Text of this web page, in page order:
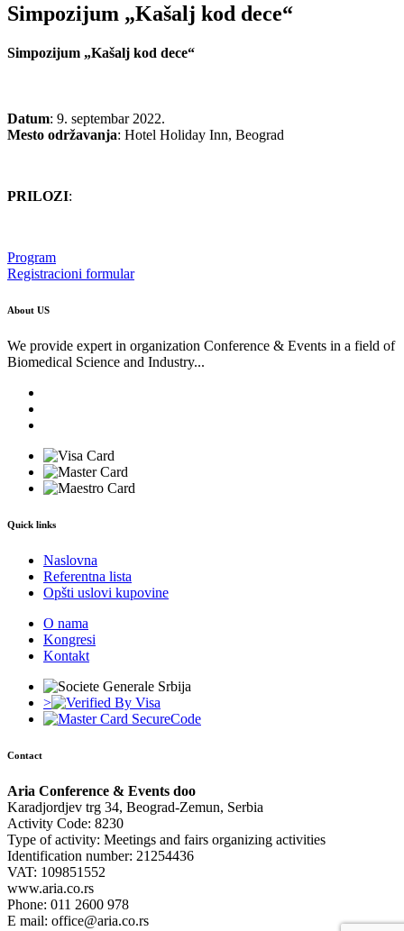
Simpozijum „Kašalj kod dece“
Simpozijum „Kašalj kod dece“
Datum: 9. septembar 2022.
Mesto održavanja: Hotel Holiday Inn, Beograd
PRILOZI:
Program
Registracioni formular
About US
We provide expert in organization Conference & Events in a field of
Biomedical Science and Industry...
Quick links
Naslovna
Referentna lista
Opšti uslovi kupovine
O nama
Kongresi
Kontakt
>
Contact
Aria Conference & Events doo
Karadjordjev trg 34, Beograd-Zemun, Serbia
Activity Code: 8230
Type of activity: Meetings and fairs organizing activities
Identification number: 21254436
VAT: 109851552
www.aria.co.rs
Phone: 011 2600 978
E mail: office@aria.co.rs